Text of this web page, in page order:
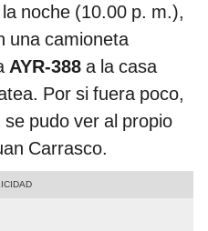
noche (10.00 p. m.),
una camioneta
AYR-388 a la casa
Por si fuera poco,
pudo ver al propio
Carrasco.